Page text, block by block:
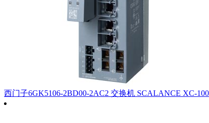
西门子6GK5106-2BD00-2AC2 交换机 SCALANCE XC-